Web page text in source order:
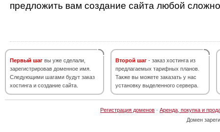
предложить вам создание сайта любой
Первый шаг вы уже сделали,
зарегистрировав доменное имя.
Следующими шагами будут заказ
хостинга и создание сайта.
Второй шаг - заказ хостинга из
предлагаемых тарифных планов.
Также вы можете заказать у нас
установку выделенного сервера.
Регистрация доменов · Аренда, покупка и
Домен